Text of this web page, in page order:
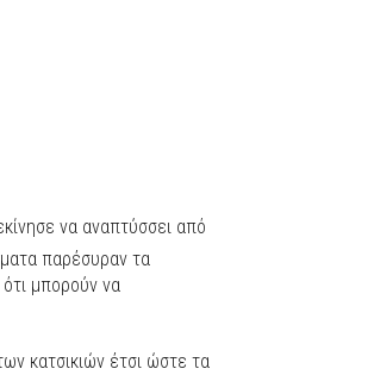
να αναπτύσσει από
παρέσυραν τα
μπορούν να
κατσικιών έτσι ώστε τα